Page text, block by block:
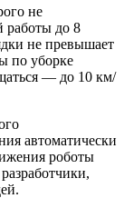
не
работы до 8
не превышает
по уборке
— до 10 км/
автоматически
роботы